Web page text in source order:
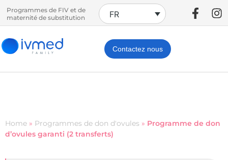
Programmes de FIV et de
maternité de substitution
FR
Contactez nous
Home » Programmes de don d'ovules » Programme de don
d’ovules garanti (2 transferts)